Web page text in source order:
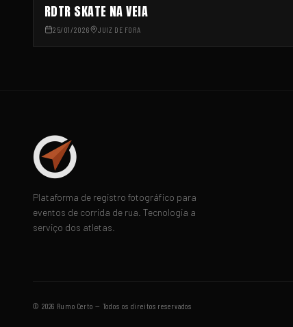
RDTR SKATE NA VEIA
25/01/2026 JUIZ DE FORA
Plataforma de registro fotográfico para
eventos de corrida de rua. Tecnologia a
serviço dos atletas.
© 2026 Rumo Certo — Todos os direitos reservados